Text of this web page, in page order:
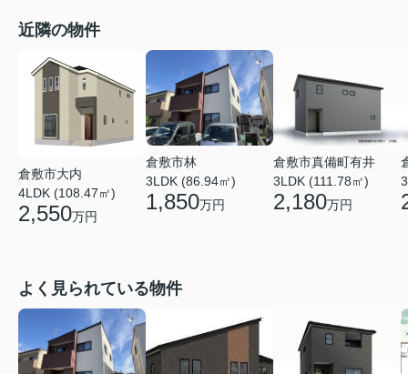
近隣の物件
倉敷市大内
4LDK (108.47㎡)
2,550万円
倉敷市林
3LDK (86.94㎡)
1,850万円
倉敷市真備町有井
3LDK (111.78㎡)
2,180万円
よく見られている物件